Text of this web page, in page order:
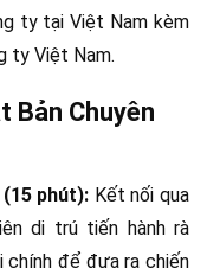
ty tại Việt Nam kèm
ty Việt Nam.
Bản Chuyên
phút): Kết nối qua
di trú tiến hành rà
để đưa ra chiến